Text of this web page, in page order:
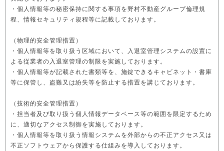
・個人情報等の秘密保持に関する事項を野村不動産グループ倫理規
程、情報セキュリティ規程等に記載しております。
（物理的安全管理措置）
・個人情報等を取り扱う区域において、入退室管理システムの設置に
よる従業者の入退室管理の制限を実施しております。
・個人情報等が記載された書類等を、施錠できるキャビネット・書庫
等に保管し、盗難又は紛失等を防止する措置を講じております。
（技術的安全管理措置）
・担当者及び取り扱う個人情報データベース等の範囲を限定するため
に、適切なアクセス制御を実施しております。
・個人情報等を取り扱う情報システムを外部からの不正アクセス又は
不正ソフトウェアから保護する仕組みを導入しております。